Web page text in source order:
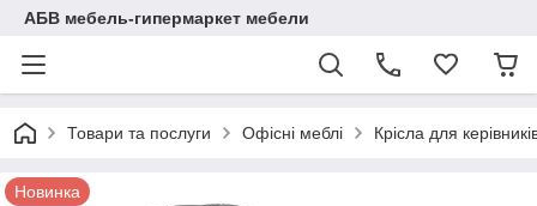
АБВ мебель-гипермаркет мебели
Товари та послуги Офісні меблі Крісла для
Новинка